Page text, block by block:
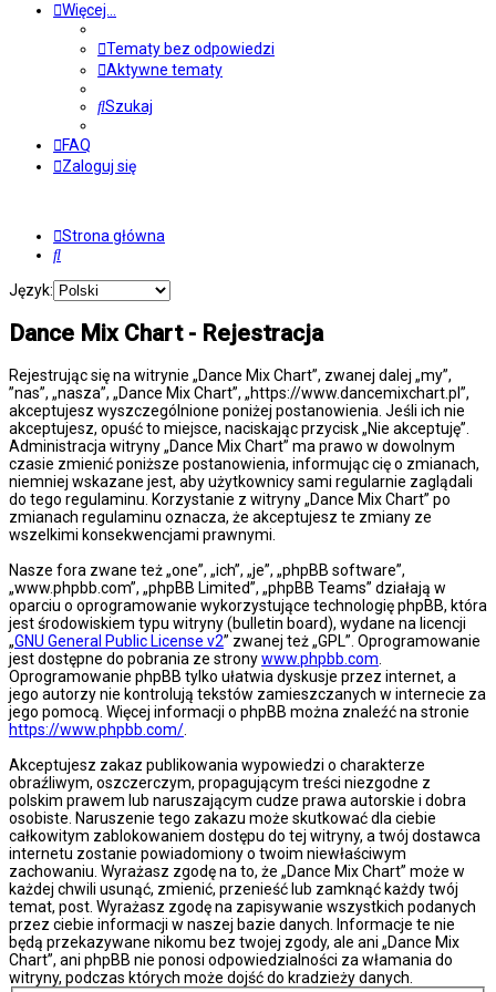
Więcej…
Tematy bez odpowiedzi
Aktywne tematy
Szukaj
FAQ
Zaloguj się
Strona główna
Szukaj
Język:
Dance Mix Chart - Rejestracja
Rejestrując się na witrynie „Dance Mix Chart”, zwanej dalej „my”,
”nas”, „nasza”, „Dance Mix Chart”, „https://www.dancemixchart.pl”,
akceptujesz wyszczególnione poniżej postanowienia. Jeśli ich nie
akceptujesz, opuść to miejsce, naciskając przycisk „Nie akceptuję”.
Administracja witryny „Dance Mix Chart” ma prawo w dowolnym
czasie zmienić poniższe postanowienia, informując cię o zmianach,
niemniej wskazane jest, aby użytkownicy sami regularnie zaglądali
do tego regulaminu. Korzystanie z witryny „Dance Mix Chart” po
zmianach regulaminu oznacza, że akceptujesz te zmiany ze
wszelkimi konsekwencjami prawnymi.
Nasze fora zwane też „one”, „ich”, „je”, „phpBB software”,
„www.phpbb.com”, „phpBB Limited”, „phpBB Teams” działają w
oparciu o oprogramowanie wykorzystujące technologię phpBB, która
jest środowiskiem typu witryny (bulletin board), wydane na licencji
„GNU General Public License v2” zwanej też „GPL”. Oprogramowanie
jest dostępne do pobrania ze stronywww.phpbb.com
Oprogramowanie phpBB tylko ułatwia dyskusje przez internet, a
jego autorzy nie kontrolują tekstów zamieszczanych w internecie za
jego pomocą. Więcej informacji o phpBB można znaleźć na stronie
https://www.phpbb.com/
Akceptujesz zakaz publikowania wypowiedzi o charakterze
obraźliwym, oszczerczym, propagującym treści niezgodne z
polskim prawem lub naruszającym cudze prawa autorskie i dobra
osobiste. Naruszenie tego zakazu może skutkować dla ciebie
całkowitym zablokowaniem dostępu do tej witryny, a twój dostawca
internetu zostanie powiadomiony o twoim niewłaściwym
zachowaniu. Wyrażasz zgodę na to, że „Dance Mix Chart” może w
każdej chwili usunąć, zmienić, przenieść lub zamknąć każdy twój
temat, post. Wyrażasz zgodę na zapisywanie wszystkich podanych
przez ciebie informacji w naszej bazie danych. Informacje te nie
będą przekazywane nikomu bez twojej zgody, ale ani „Dance Mix
Chart”, ani phpBB nie ponosi odpowiedzialności za włamania do
witryny, podczas których może dojść do kradzieży danych.